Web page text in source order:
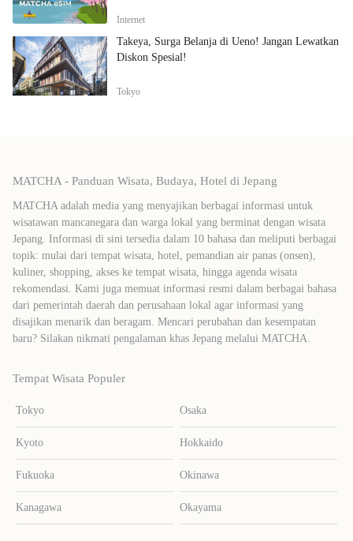
Internet
Takeya, Surga Belanja di Ueno! Jangan Lewatkan
Diskon Spesial!
Tokyo
MATCHA - Panduan Wisata, Budaya, Hotel di Jepang
MATCHA adalah media yang menyajikan berbagai informasi untuk
wisatawan mancanegara dan warga lokal yang berminat dengan wisata
Jepang. Informasi di sini tersedia dalam 10 bahasa dan meliputi berbagai
topik: mulai dari tempat wisata, hotel, pemandian air panas (onsen),
kuliner, shopping, akses ke tempat wisata, hingga agenda wisata
rekomendasi. Kami juga memuat informasi resmi dalam berbagai bahasa
dari pemerintah daerah dan perusahaan lokal agar informasi yang
disajikan menarik dan beragam. Mencari perubahan dan kesempatan
baru? Silakan nikmati pengalaman khas Jepang melalui MATCHA.
Tempat Wisata Populer
Tokyo Osaka
Kyoto Hokkaido
Fukuoka Okinawa
Kanagawa Okayama